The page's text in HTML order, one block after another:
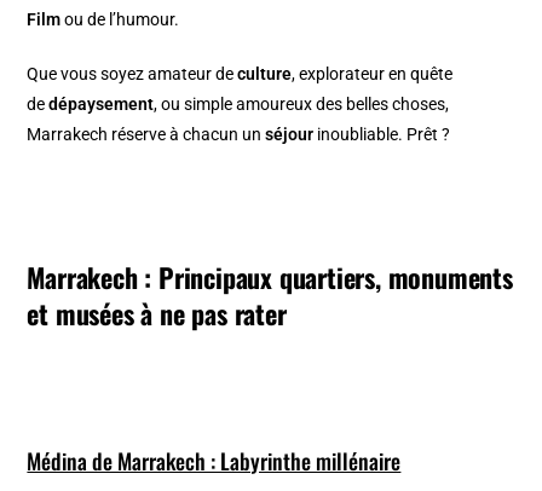
Filmou de l’humour.
Que vous soyez amateur deculture, explorateur en quête
dedépaysement, ou simple amoureux des belles choses,
Marrakech réserve à chacun unséjour inoubliable. Prêt ?
Marrakech : Principaux quartiers, monuments
et musées à ne pas rater
Médina de Marrakech : Labyrinthe millénaire